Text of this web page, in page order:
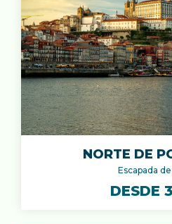
NORTE DE
Escapada
DESDE